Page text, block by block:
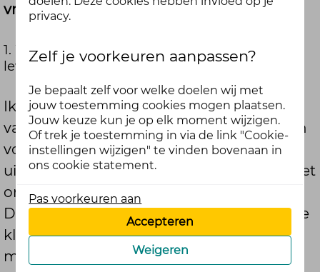
vragen te beantwoorden.
1. Wie ben je en wat doe je in het dagelijks
leven?
Ik ben Erik Prins, 62 jaar en nog lang niet
van plan om met pensioen te gaan. Ik ben
vorig jaar begonnen aan een nieuwe
uitdaging bij NHL Stenden Hogeschool: het
ontwikkelen en uitvoeren van een Master
Design Driven Innovation. Een super leuke
klus, met een fantastisch team en de
mogelijkheid om heel veel te leren.
privacy.
Zelf je voorkeuren aanpassen?
Je bepaalt zelf voor welke doelen wij met
jouw toestemming cookies mogen plaatsen.
Jouw keuze kun je op elk moment wijzigen.
Of trek je toestemming in via de link "Cookie-
instellingen wijzigen" te vinden bovenaan in
ons cookie statement.
Pas voorkeuren aan
Accepteren
Weigeren